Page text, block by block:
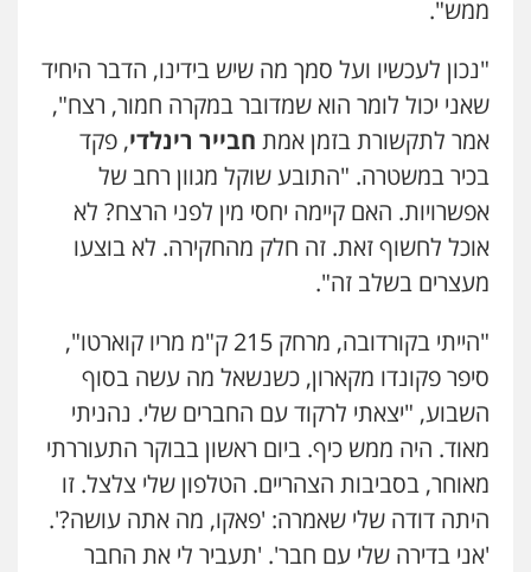
ממש".
"נכון לעכשיו ועל סמך מה שיש בידינו, הדבר היחיד
שאני יכול לומר הוא שמדובר במקרה חמור, רצח",
אמר לתקשורת בזמן אמת חבייר רינלדי, פקד
בכיר במשטרה. "התובע שוקל מגוון רחב של
אפשרויות. האם קיימה יחסי מין לפני הרצח? לא
אוכל לחשוף זאת. זה חלק מהחקירה. לא בוצעו
מעצרים בשלב זה".
"הייתי בקורדובה, מרחק 215 ק"מ מריו קוארטו",
סיפר פקונדו מקארון, כשנשאל מה עשה בסוף
השבוע, "יצאתי לרקוד עם החברים שלי. נהניתי
מאוד. היה ממש כיף. ביום ראשון בבוקר התעוררתי
מאוחר, בסביבות הצהריים. הטלפון שלי צלצל. זו
היתה דודה שלי שאמרה: 'פאקו, מה אתה עושה?'.
'אני בדירה שלי עם חבר'. 'תעביר לי את החבר